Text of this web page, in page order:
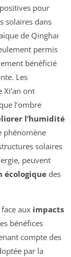
pour
solaires dans
de Qinghai
permis
bénéficié
Les
ont
l’ombre
l’humidité
phénomène
solaires
peuvent
des
aux impacts
bénéfices
compte des
par la